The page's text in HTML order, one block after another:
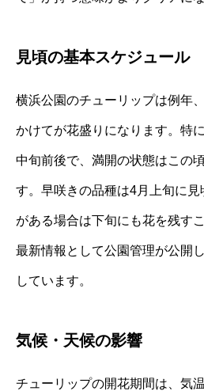
見頃の基本スケジュール
横浜公園のチューリップは例年
かけてが花盛りになります。特
中旬前後で、満開の状態はこの
す。早咲きの品種は4月上旬に
がある場合は下旬にも花を残す
最新情報として公園管理が公開
しています。
気候・天候の影響
チューリップの開花期間は、気